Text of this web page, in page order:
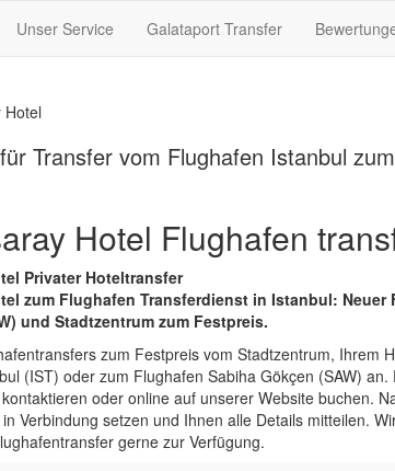
Unser Service Galataport Transfer
Hotel
Transfer vom Flughafen Istanbul
Hotel Flughafen
Privater Hoteltransfer
zum Flughafen Transferdienst in Istanbul: Neuer
und Stadtzentrum zum Festpreis.
zum Festpreis vom Stadtzentrum, Ihrem
(IST) oder zum Flughafen Sabiha Gökçen (SAW)
oder online auf unserer Website buchen.
Verbindung setzen und Ihnen alle Details mitteilen.
gerne zur Verfügung.